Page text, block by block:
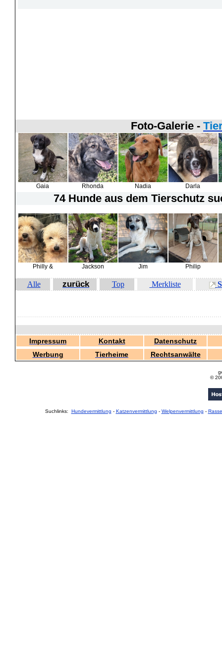
Foto-Galerie -
Gaia Rhonda Nadia Darla
74 Hunde aus dem Tierschutz
Philly & Jackson Jim Philip
Alle zurück Top Merkliste
Impressum Kontakt
Datenschutz
Werbung
Tierheime Rechtsanwälte
©
Suchlinks: Hundevermittlung - Katzenvermittlung - Welpenvermittlung -